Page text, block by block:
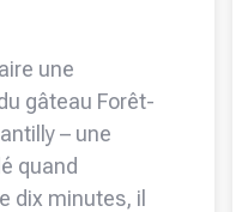
une
gâteau Forêt-
– une
quand
dix minutes, il